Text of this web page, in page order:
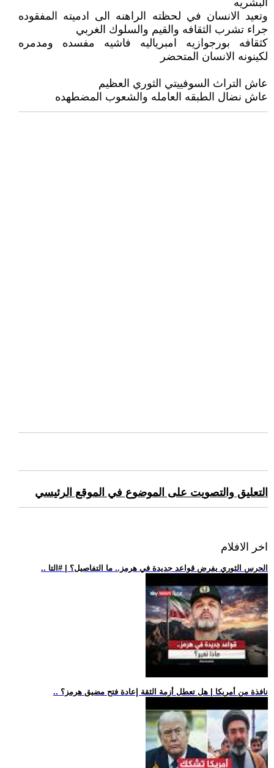
البشريه
وتعيد الانسان في لحظته الراهنه الى ادميته المفقوده
جراء تشرب الثقافه والقيم والسلوك الغربي
كثقافه بورجوازيه امبرياليه فاشيه مفسده ومدمره
لكينونه الانسان المتحضر
عاش التراث السوفييتي الثوري العظيم
عاش نضال الطبقه العامله والشعوب المضطهده
التعليق والتصويت على الموضوع في الموقع الرئيسي
اخر الافلام
.. الحرس الثوري يفرض قواعد جديدة في هرمز.. ما التفاصيل؟ | #التا
.. نافذة من أمريكا | هل تعطل أزمة الثقة إعادة فتح مضيق هرمز؟